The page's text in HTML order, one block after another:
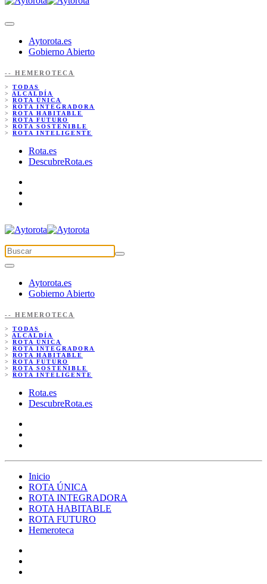
Aytorota.es
Gobierno Abierto
-- HEMEROTECA
> TODAS
> ALCALDÍA
> ROTA ÚNICA
> ROTA INTEGRADORA
> ROTA HABITABLE
> ROTA FUTURO
> ROTA SOSTENIBLE
> ROTA INTELIGENTE
Rota.es
DescubreRota.es
Aytorota.es
Gobierno Abierto
-- HEMEROTECA
> TODAS
> ALCALDÍA
> ROTA ÚNICA
> ROTA INTEGRADORA
> ROTA HABITABLE
> ROTA FUTURO
> ROTA SOSTENIBLE
> ROTA INTELIGENTE
Rota.es
DescubreRota.es
Inicio
ROTA ÚNICA
ROTA INTEGRADORA
ROTA HABITABLE
ROTA FUTURO
Hemeroteca